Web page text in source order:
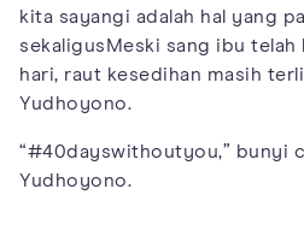
kita sayangi adalah hal yang
sekaligusMeski sang ibu telah
hari, raut kesedihan masih
Yudhoyono.
“#40dayswithoutyou,” bunyi
Yudhoyono.